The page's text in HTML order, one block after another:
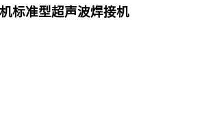
标准型超声波焊接机